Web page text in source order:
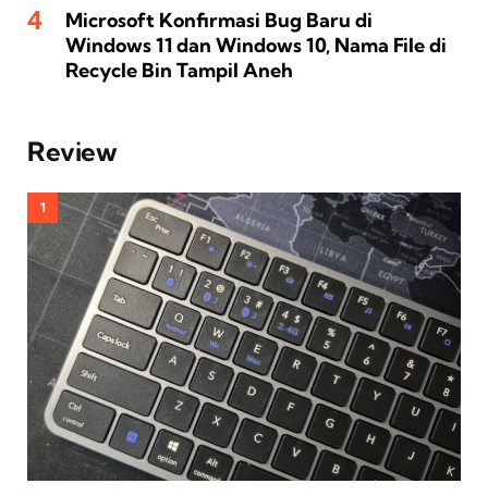
Microsoft Konfirmasi Bug Baru di
Windows 11 dan Windows 10, Nama File di
Recycle Bin Tampil Aneh
Review